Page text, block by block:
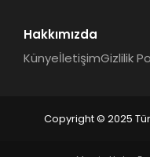
Hakkımızda
KünyeİletişimGizlilik
Copyright © 2025